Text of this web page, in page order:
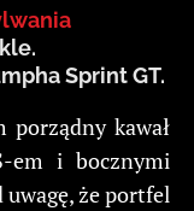
Sprint GT.
porządny kawał
em i bocznymi
że portfel